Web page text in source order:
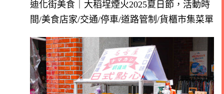
迪化街美食｜大稻埕煙火2025夏日節，活動時
間/美食店家/交通/停車/道路管制/貨櫃市集菜單